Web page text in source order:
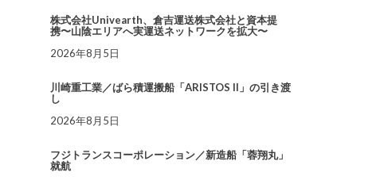
株式会社Univearth、倉吉運送株式会社と資本提
携〜山陰エリアへ実運送ネットワークを拡大〜
2026年8月5日
川崎重工業／ばら積運搬船「ARISTOS II」の引き渡
し
2026年8月5日
フジトランスコーポレーション／新造船「蓉翔丸」
就航